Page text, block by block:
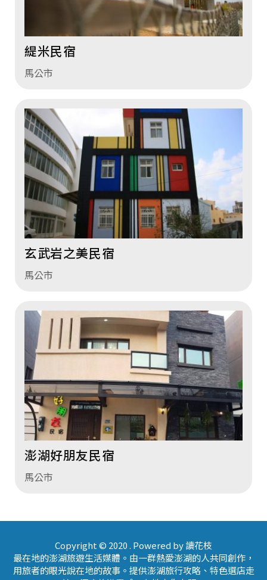
緹米民宿
馬公市
玄武岩之美民宿
馬公市
澎湖好朋友民宿
馬公市
Copyright © 2020 . Powered by 讀花枝
最在地的澎湖旅遊生活媒體。由一群熱愛澎湖的人共同創作，
用旅者的眼光說在地的故事。提供澎湖旅行攻略、特色選店走